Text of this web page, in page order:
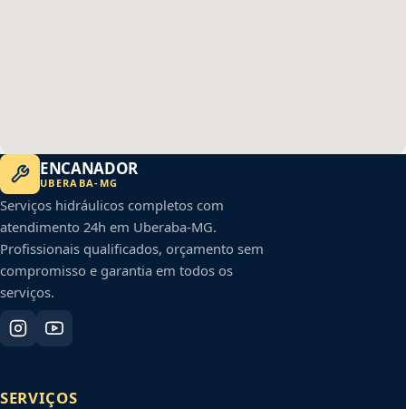
ENCANADOR
UBERABA- MG
Serviços hidráulicos completos com
atendimento 24h em Uberaba-MG.
Profissionais qualificados, orçamento sem
compromisso e garantia em todos os
serviços.
SERVIÇOS